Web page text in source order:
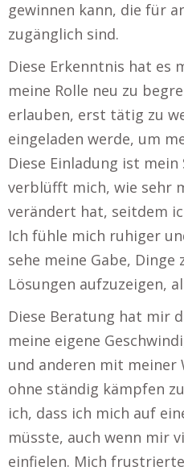
gewinnen kann, die für
zugänglich sind.
Diese Erkenntnis hat es
meine Rolle neu zu
erlauben, erst tätig zu
eingeladen werde, um
Diese Einladung ist mein
verblüfft mich, wie sehr
verändert hat, seitdem
Ich fühle mich ruhiger
sehe meine Gabe, Dinge
Lösungen aufzuzeigen,
Diese Beratung hat mir
meine eigene
und anderen mit meiner
ohne ständig kämpfen
ich, dass ich mich auf
müsste, auch wenn mir
einfielen. Mich